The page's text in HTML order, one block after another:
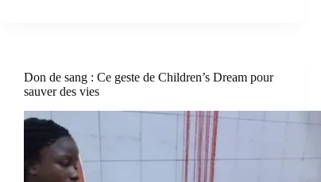
Don de sang : Ce geste de Children’s Dream pour
sauver des vies